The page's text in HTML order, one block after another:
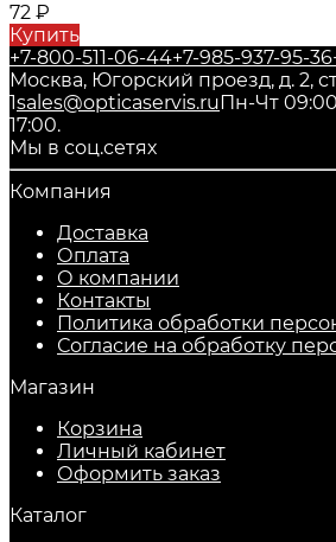
72 ₽
Купить
+7-800-511-06-44+7-985-937-95-36
Москва, Югорский проезд, д. 2,
1sales@opticaservis.ruПн-Чт
17:00.
Мы в соц.сетях
Компания
Доставка
Оплата
О компании
Контакты
Политика обработки
Согласие на обработку
Магазин
Корзина
Личный кабинет
Оформить заказ
Каталог